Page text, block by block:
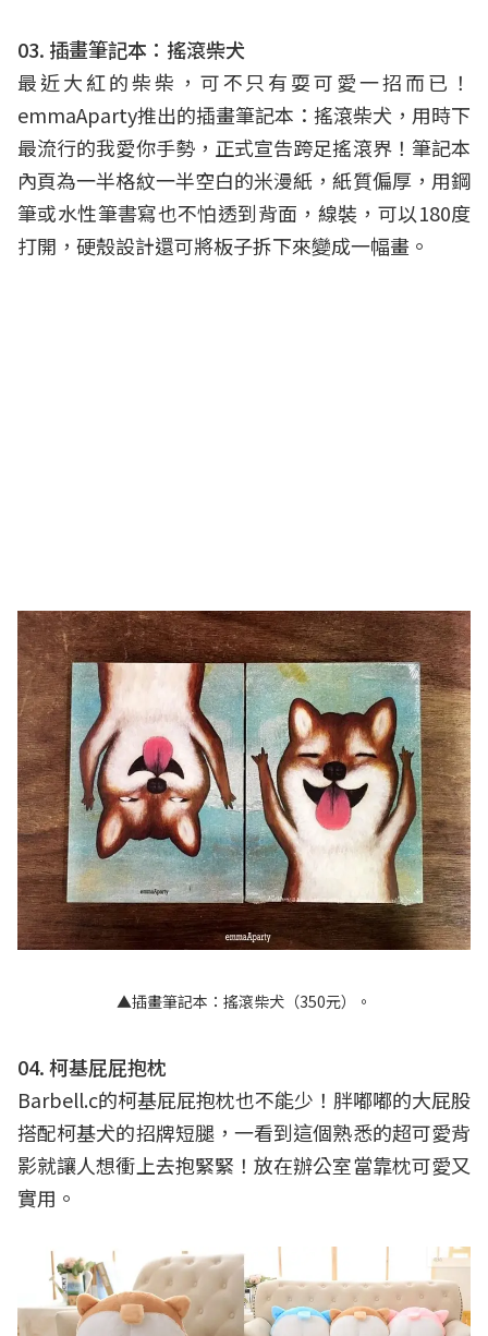
03. 插畫筆記本：搖滾柴犬
最近大紅的柴柴，可不只有耍可愛一招而已！
emmaAparty推出的插畫筆記本：搖滾柴犬，用時下
最流行的我愛你手勢，正式宣告跨足搖滾界！筆記本
內頁為一半格紋一半空白的米漫紙，紙質偏厚，用鋼
筆或水性筆書寫也不怕透到背面，線裝，可以180度
打開，硬殼設計還可將板子拆下來變成一幅畫。
▲插畫筆記本：搖滾柴犬（350元）。
04. 柯基屁屁抱枕
Barbell.c的柯基屁屁抱枕也不能少！胖嘟嘟的大屁股
搭配柯基犬的招牌短腿，一看到這個熟悉的超可愛背
影就讓人想衝上去抱緊緊！放在辦公室當靠枕可愛又
實用。